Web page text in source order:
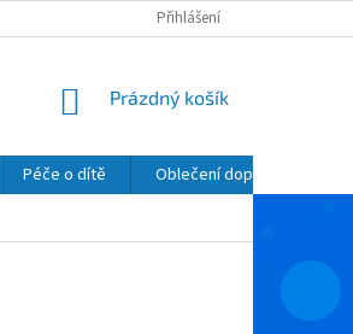
Přihlášení
NÁKUPNÍ
Prázdný košík
Péče o dítě
Oblečení dopňky